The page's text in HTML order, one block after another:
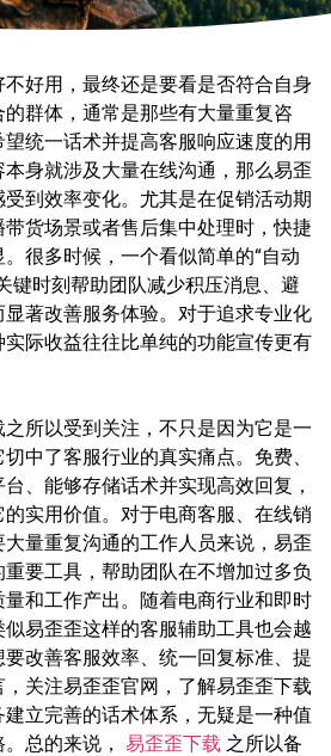
好用，最终还是要看是否符合自身
群体，通常是那些有大量重复咨
统一话术并提高客服响应速度的用
身就涉及大量在线沟通，那么易歪
到效率变化。尤其是在促销活动期
货场景或者售后集中处理时，快捷
很多时候，一个看似简单的“自动
键时刻帮助团队减少积压消息、避
著改善服务体验。对于追求专业化
际收益往往比单纯的功能宣传更有
所以受到关注，不只是因为它是一
中了客服行业的真实痛点。免费、
、能够存储话术并实现高效回复，
实用价值。对于电商客服、在线销
量重复沟通的工作人员来说，易歪
要工具，帮助团队在不增加过多负
和工作产出。随着电商行业和即时
易歪歪这样的客服辅助工具也会越
改善客服效率、统一回复标准、提
关注易歪歪官网，了解易歪歪下载
立完善的话术体系，无疑是一种值
总的来说， 易歪歪下载 之所以备